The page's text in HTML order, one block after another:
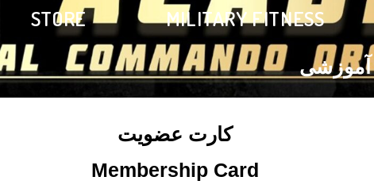
MILITARY FITNESS
STORE
آموزشی
آقای پارسا فقیه سلیمانی
Mr. Parsa Faghih Soleymani
کارت عضویت
Membership Card